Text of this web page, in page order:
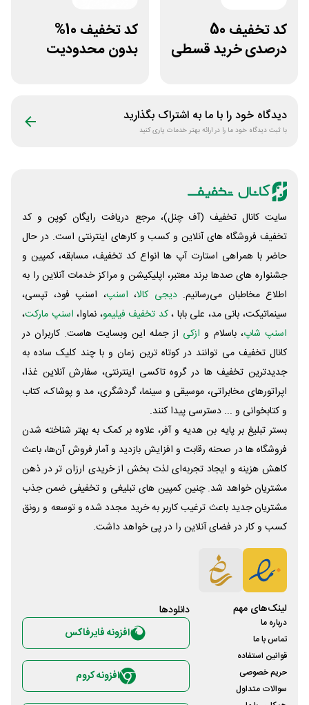
کد تخفیف 50
درصدی خرید قسطی
کد تخفیف 10%
بدون محدودیت
دیدگاه خود را با ما به اشتراک بگذارید
با ثبت دیدگاه خود ما را در ارائه بهتر خدمات یاری کنید
سایت کانال تخفیف (آف چنل)، مرجع دریافت رایگان کوپن و کد
تخفیف فروشگاه های آنلاین و کسب و‌ کارهای اینترنتی است. در حال
حاضر با همراهی استارت آپ ها انواع کد تخفیف، مسابقه، کمپین و
جشنواره های صدها برند معتبر، اپلیکیشن و مراکز خدمات آنلاین را به
اطلاع مخاطبان می‌رسانیم. دیجی کالا، اسنپ، اسنپ فود، تپسی،
سینماتیکت، بانی مد، علی‌ بابا ،کد تخفیف فیلیمو، نماوا، اسنپ مارکت،
اسنپ شاپ، باسلام و ازکی از جمله این وبسایت ‌هاست. کاربران در
کانال تخفیف می توانند در کوتاه ترین زمان و با چند کلیک ساده به
جدیدترین تخفیف ها در گروه تاکسی اینترنتی، سفارش آنلاین غذا،
اپراتورهای مخابراتی، موسیقی و سینما، گردشگری، مد و پوشاک، کتاب
و کتابخوانی و ... دسترسی پیدا کنند.
بستر تبلیغ بر پایه بن هدیه و آفر، علاوه بر کمک به بهتر شناخته شدن
فروشگاه ها در صحنه رقابت و افزایش بازدید و آمار فروش آن‌ها، باعث
کاهش هزینه و ایجاد تجربه‌ای لذت بخش از خریدی ارزان تر در ذهن
مشتریان خواهد شد. چنین کمپین های تبلیغی و تخفیفی ضمن جذب
مشتریان جدید باعث ترغیب کاربر به خرید مجدد شده و توسعه و رونق
کسب و کار در فضای آنلاین را در پی خواهد داشت.
لینک‌های مهم
درباره ما
تماس با ما
قوانین استفاده
حریم خصوصی
سوالات متداول
دانلود‌ها
افزونه فایرفاکس
افزونه کروم